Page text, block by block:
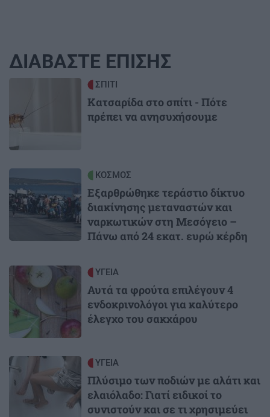
ΔΙΑΒΑΣΤΕ ΕΠΙΣΗΣ
ΣΠΙΤΙ
Κατσαρίδα στο σπίτι - Πότε
πρέπει να ανησυχήσουμε
ΚΟΣΜΟΣ
Εξαρθρώθηκε τεράστιο δίκτυο
διακίνησης μεταναστών και
ναρκωτικών στη Μεσόγειο –
Πάνω από 24 εκατ. ευρώ κέρδη
Image ΥΓΕΙΑ
Αυτά τα φρούτα επιλέγουν 4
ενδοκρινολόγοι για καλύτερο
έλεγχο του σακχάρου
Image ΥΓΕΙΑ
Πλύσιμο των ποδιών με αλάτι και
ελαιόλαδο: Γιατί ειδικοί το
συνιστούν και σε τι χρησιμεύει